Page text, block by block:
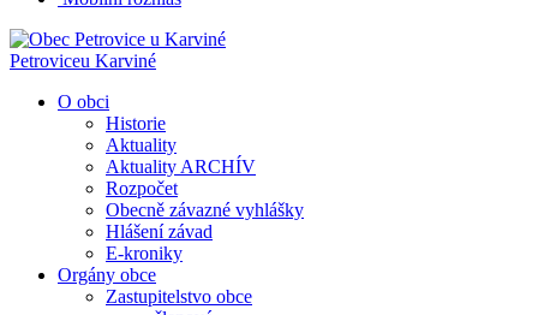
Petroviceu Karviné
O obci
Historie
Aktuality
Aktuality ARCHÍV
Rozpočet
Obecně závazné vyhlášky
Hlášení závad
E-kroniky
Orgány obce
Zastupitelstvo obce